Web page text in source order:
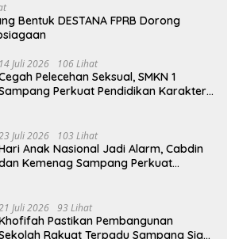
Bentuk DESTANA FPRB Dorong
14 Juli 2026 106 Lihat
Pelecehan Seksual, SMKN 1
Perkuat Pendidikan Karakter
Juli 2026 103 Lihat
Anak Nasional Jadi Alarm, Cabdin
Kemenag Sampang Perkuat
Juli 2026 93 Lihat
Pastikan Pembangunan
Rakyat Terpadu Sampang Siap